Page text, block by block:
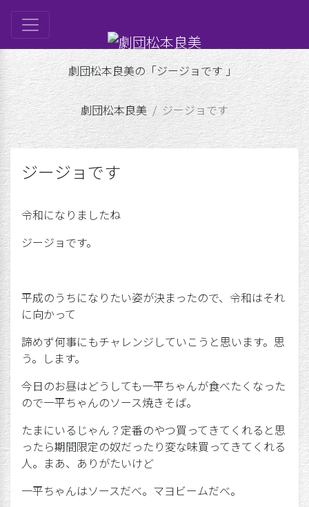
プ
劇団松本良美 ジージョです
劇団松本良美の「ジージョです 」
ジージョです
令和になりましたね
ジージョです。
平成のうちになりたい姿が決まったので、令和はそれ
に向かって
諦めず何事にもチャレンジしていこうと思います。思
う。します。
今日のお昼はどうしても一平ちゃんが食べたくなった
ので一平ちゃんのソース焼きそば。
たまにいるじゃん？定番のやつ買ってきてくれると思
ったら期間限定の奴だったり変な味買ってきてくれる
人。まあ、ありがたいけど
一平ちゃんはソースだべ。マヨビームだべ。